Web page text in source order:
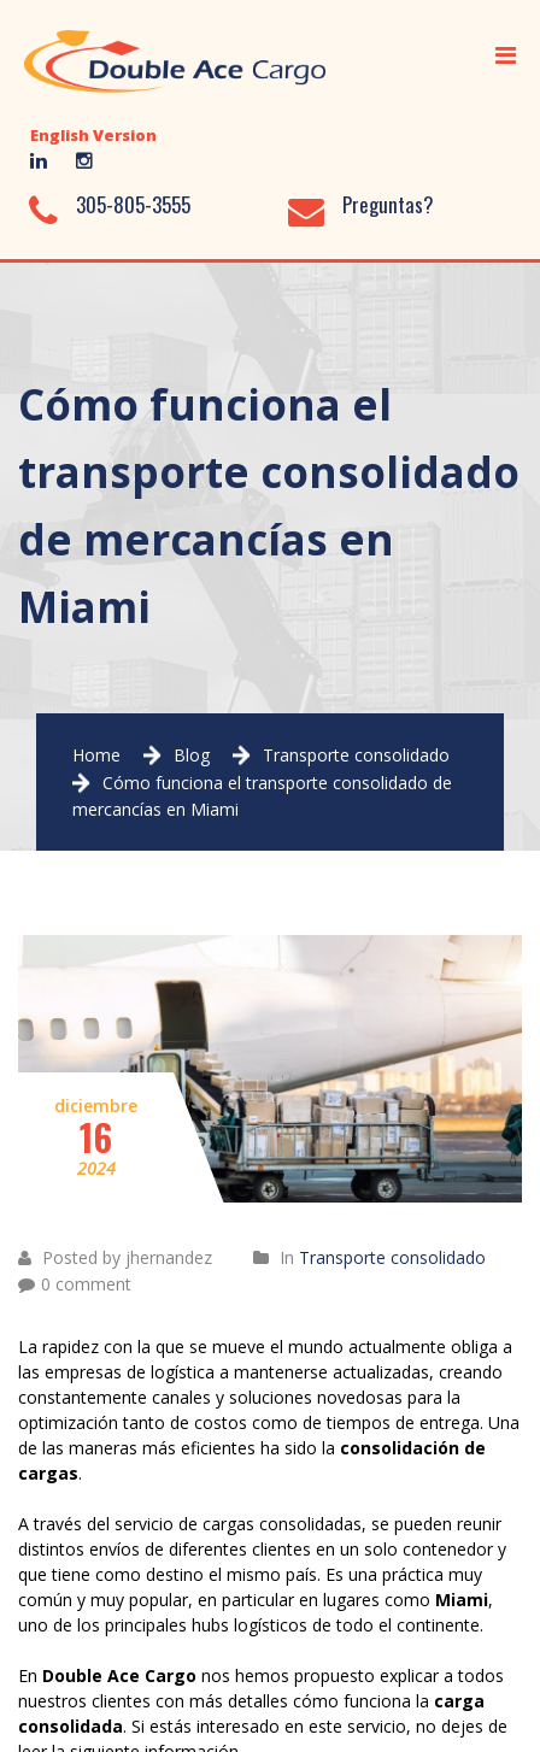
Inicio
Transporte Marítimo
Transporte Aéreo
Transporte Terrestre
Nosotros
English Version
305-805-3555 Preguntas?
Cómo funciona el
transporte consolidado
de mercancías en
Miami
Home Blog
Transporte consolidado
Cómo funciona el transporte consolidado de
mercancías en Miami
diciembre
16
2024
Posted by jhernandez In Transporte consolidado
0 comment
La rapidez con la que se mueve el mundo actualmente obliga a
las empresas de logística a mantenerse actualizadas, creando
constantemente canales y soluciones novedosas para la
optimización tanto de costos como de tiempos de entrega. Una
de las maneras más eficientes ha sido la consolidación de
cargas.
A través del servicio de cargas consolidadas, se pueden reunir
distintos envíos de diferentes clientes en un solo contenedor y
que tiene como destino el mismo país. Es una práctica muy
común y muy popular, en particular en lugares como Miami,
uno de los principales hubs logísticos de todo el continente.
En Double Ace Cargo nos hemos propuesto explicar a todos
nuestros clientes con más detalles cómo funciona la carga
consolidada. Si estás interesado en este servicio, no dejes de